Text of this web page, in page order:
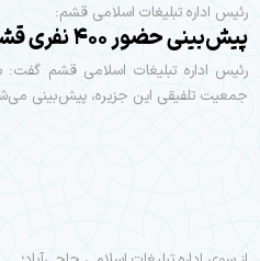
رئیس اداره تبلیغات اسلامی قشم:
پیش‌بینی حضور ۴۰۰ نفری قشموندان در اعتکاف
رئیس اداره تبلیغات اسلامی قشم
جمعیت تلفیقی این جزیره، پیش‌بینی می‌شود امسال ۴۰۰ نفر در